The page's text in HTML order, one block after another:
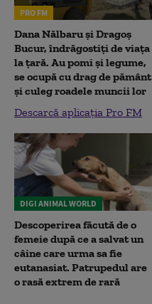
PRO FM
Dana Nălbaru și Dragoș
Bucur, îndrăgostiți de viața
la țară. Au pomi și legume,
se ocupă cu drag de pământ
și culeg roadele muncii lor
Descarcă aplicația Pro FM
DIGI ANIMAL WORLD
Descoperirea făcută de o
femeie după ce a salvat un
câine care urma sa fie
eutanasiat. Patrupedul are
o rasă extrem de rară